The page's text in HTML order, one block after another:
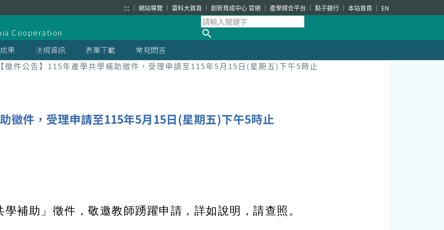
::: 網站導覽 雲科大首頁 創新育成中心 官網 產學媒合平台 點子銀行 本站首頁 EN
Cooperation
果 法規資訊 表單下載
常見問答
【徵件公告】115年產學共學補助徵件，受理申請至115年5月15日(星期五)下午5時止
徵件，受理申請至115年5月15日(星期五)下午5時止
補助」徵件，敬邀教師踴躍申請，詳如說明，請查照。